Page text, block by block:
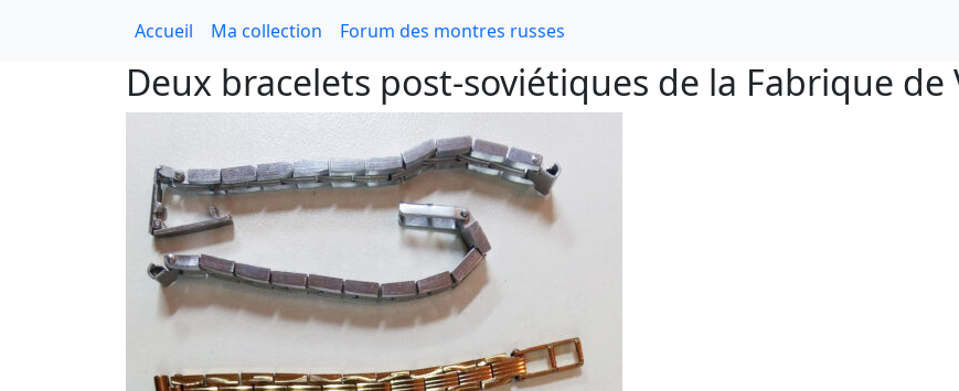
Accueil Ma collection Forum des montres russes
Deux bracelets post-soviétiques de la Fabrique de